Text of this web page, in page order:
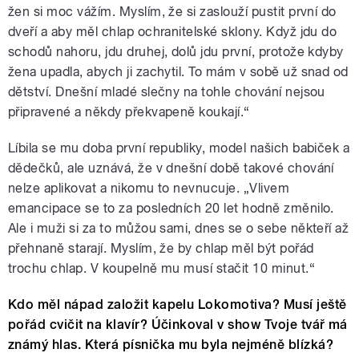
žen si moc vážím. Myslím, že si zaslouží pustit první do
dveří a aby měl chlap ochranitelské sklony. Když jdu do
schodů nahoru, jdu druhej, dolů jdu první, protože kdyby
žena upadla, abych ji zachytil. To mám v sobě už snad od
dětství. Dnešní mladé slečny na tohle chování nejsou
připravené a někdy překvapeně koukají.“
Líbila se mu doba první republiky, model našich babiček a
dědečků, ale uznává, že v dnešní době takové chování
nelze aplikovat a nikomu to nevnucuje. „Vlivem
emancipace se to za posledních 20 let hodně změnilo.
Ale i muži si za to můžou sami, dnes se o sebe někteří až
přehnaně starají. Myslím, že by chlap měl být pořád
trochu chlap. V koupelně mu musí stačit 10 minut.“
Kdo měl nápad založit kapelu Lokomotiva? Musí ještě
pořád cvičit na klavír? Účinkoval v show Tvoje tvář má
známý hlas. Která písnička mu byla nejméně blízká?